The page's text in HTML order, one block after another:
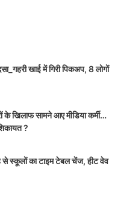
खाई में गिरी पिकअप, 8 लोगों
के खिलाफ सामने आए मीडिया कर्मी…
?
से स्कूलों का टाइम टेबल चेंज, हीट वेव